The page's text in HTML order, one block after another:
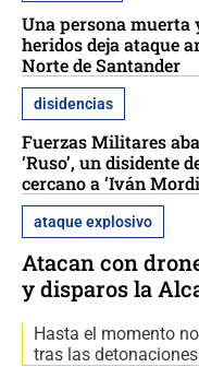
Una persona muerta
heridos deja ataque
Norte de Santander
disidencias
Fuerzas Militares
‘Ruso’, un disidente
cercano a ‘Iván
ataque explosivo
Atacan con
y disparos la
Hasta el momento
tras las